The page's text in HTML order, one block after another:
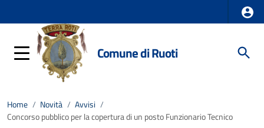
Comune di Ruoti
Home / Novità / Avvisi /
Concorso pubblico per la copertura di un posto Funzionario Tecnico